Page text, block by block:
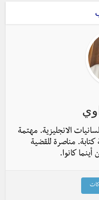
الانجليزية. مهتمة
مناصرة للقضية
كانوا.